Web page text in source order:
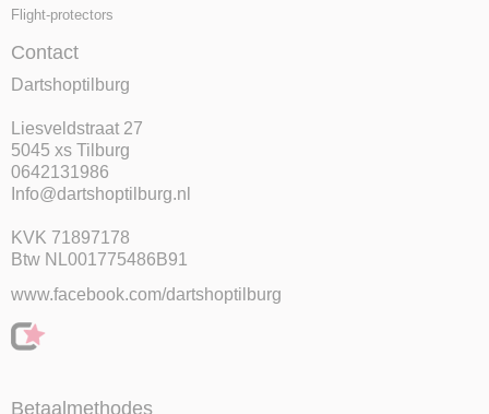
Flight-protectors
Contact
Dartshoptilburg
Liesveldstraat 27
5045 xs Tilburg
0642131986
Info@dartshoptilburg.nl
KVK 71897178
Btw NL001775486B91
www.facebook.com/dartshoptilburg
Betaalmethodes